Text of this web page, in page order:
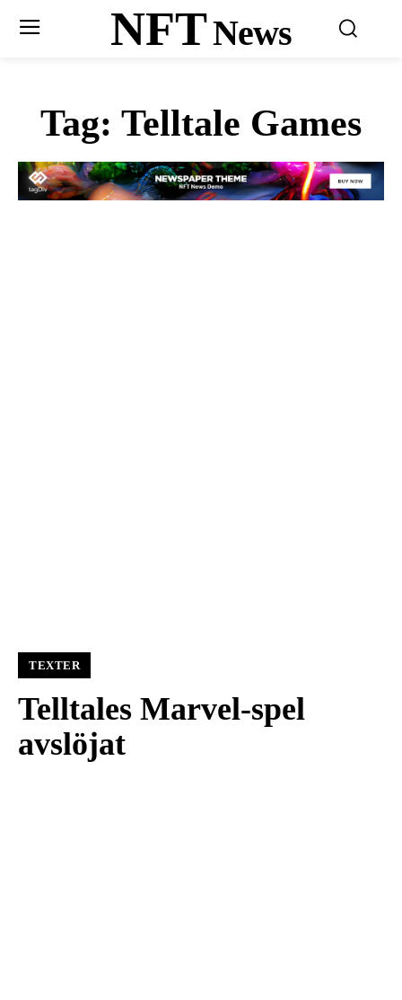
NFTNews
Tag: Telltale Games
TEXTER
Telltales Marvel-spel
avslöjat